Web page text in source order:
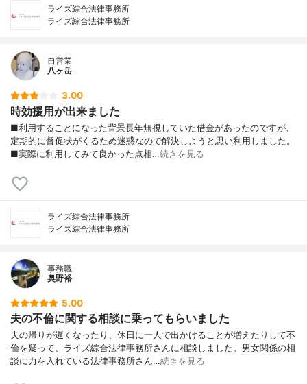
ライズ綜合法律事務所
ライズ綜合法律事務所
自営業
八ヶ岳
3.00
時効援用が出来ました
■利用することになった背景長年無視していた借金があったのですが、
定期的に督促状がくるため迷惑なので解決しようと思い利用しました。
■実際に利用してみて良かった点相…続きを見る
ライズ綜合法律事務所
ライズ綜合法律事務所
事務職
奥野裕
5.00
夫の不倫に関する相談に乗ってもらいました
夫の帰りが遅くなったり、休日に一人で出かけることが増えたりして不
倫を疑って、ライズ綜合法律事務所さんに相談しました。男女関係の相
談に力を入れている法律事務所さん…続きを見る